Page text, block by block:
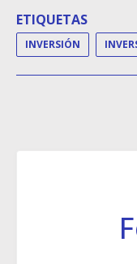
ETIQUETAS
INVERSIÓN